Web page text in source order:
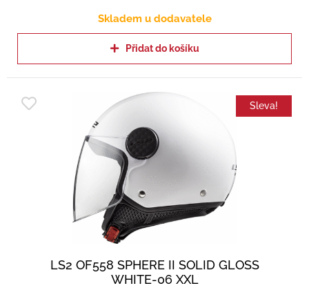
Skladem u dodavatele
Přidat do košíku
Sleva!
LS2 OF558 SPHERE II SOLID GLOSS
WHITE-06 XXL